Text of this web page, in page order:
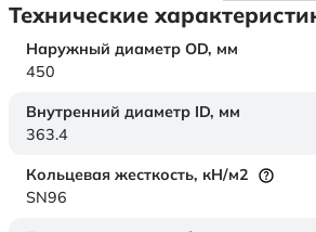
Технические
Наружный диаметр OD, мм
450
Внутренний диаметр ID, мм
363.4
Кольцевая жесткость, кН/м2
SN96